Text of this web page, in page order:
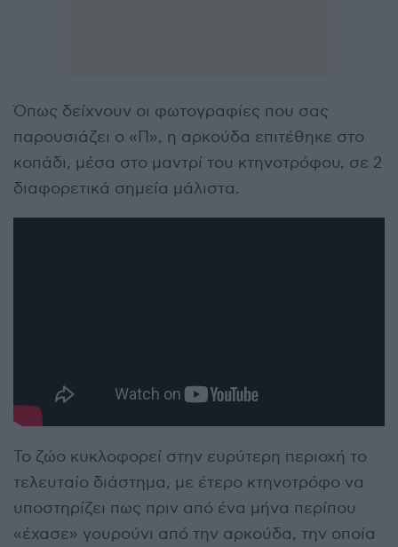
Όπως δείχνουν οι φωτογραφίες που σας
παρουσιάζει ο «Π», η αρκούδα επιτέθηκε στο
κοπάδι, μέσα στο μαντρί του κτηνοτρόφου, σε 2
διαφορετικά σημεία μάλιστα.
Το ζώο κυκλοφορεί στην ευρύτερη περιοχή το
τελευταίο διάστημα, με έτερο κτηνοτρόφο να
υποστηρίζει πως πριν από ένα μήνα περίπου
«έχασε» γουρούνι από την αρκούδα, την οποία